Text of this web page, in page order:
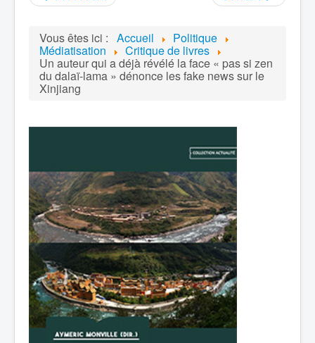
Vous êtes ici : Accueil Politique
Médiatisation Critique de livres
Un auteur qui a déjà révélé la face « pas si zen
du dalaï-lama » dénonce les fake news sur le
Xinjiang